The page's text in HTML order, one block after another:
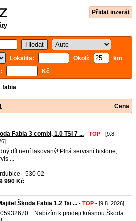
Přidat inzerát
Lokalita:
Okolí:
km
Kč
fabia
Cena
Fabia 3 combi, 1.0 TSI 7 ... - TOP - [9.8.
díl není lakovaný! Plná servisní historie,
...
- 530 02
990 Kč
Škoda Fabia 1.2 Tsi ... - TOP - [9.8. 2026]
Nabízím k prodeji krásnou Škoda